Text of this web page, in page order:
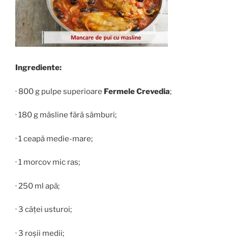
Ingrediente:
· 800 g pulpe superioare Fermele Crevedia;
· 180 g măsline fără sâmburi;
· 1 ceapă medie-mare;
· 1 morcov mic ras;
· 250 ml apă;
· 3 căței usturoi;
· 3 roșii medii;